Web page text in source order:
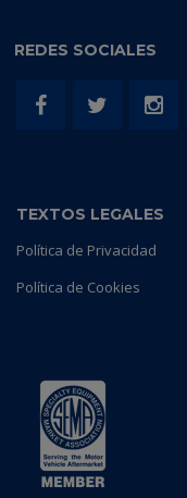
REDES SOCIALES
TEXTOS LEGALES
Política de Privacidad
Política de Cookies